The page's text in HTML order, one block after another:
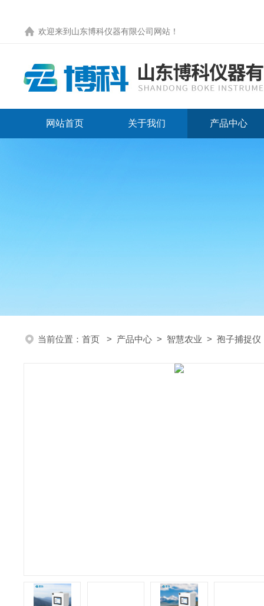
欢迎来到 山东博科仪器有限公司网站 ！
网站首页 关于我们 产品中心
当前位置： 首页 > 产品中心 > 智慧农业 > 孢子捕捉仪